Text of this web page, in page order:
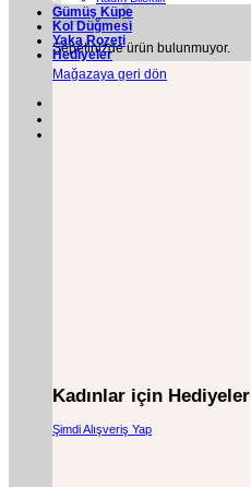
Sepetinizde ürün bulunmuyor.
Mağazaya geri dön
Gümüş Küpe
Kol Düğmesi
Yaka Rozeti
Hediyeler
Kadınlar için Hediyeler
Şimdi Alışveriş Yap